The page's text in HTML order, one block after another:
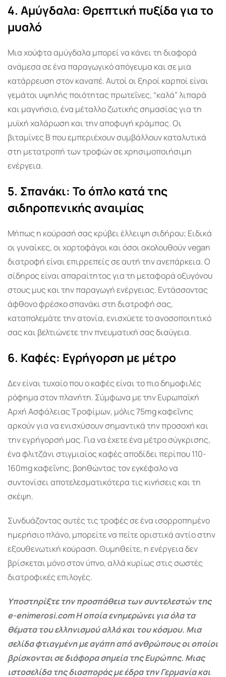
4. Αμύγδαλα: Θρεπτική πυξίδα για το
μυαλό
Μια χούφτα αμύγδαλα μπορεί να κάνει τη διαφορά
ανάμεσα σε ένα παραγωγικό απόγευμα και σε μια
κατάρρευση στον καναπέ. Αυτοί οι ξηροί καρποί είναι
γεμάτοι υψηλής ποιότητας πρωτεΐνες, “καλά” λιπαρά
και μαγνήσιο, ένα μέταλλο ζωτικής σημασίας για τη
μυϊκή χαλάρωση και την αποφυγή κράμπας. Οι
βιταμίνες Β που εμπεριέχουν συμβάλλουν καταλυτικά
στη μετατροπή των τροφών σε χρησιμοποιήσιμη
ενέργεια.
5. Σπανάκι: Το όπλο κατά της
σιδηροπενικής αναιμίας
Μήπως η κούρασή σας κρύβει έλλειψη σιδήρου; Ειδικά
οι γυναίκες, οι χορτοφάγοι και όσοι ακολουθούν vegan
διατροφή είναι επιρρεπείς σε αυτή την ανεπάρκεια. Ο
σίδηρος είναι απαραίτητος για τη μεταφορά οξυγόνου
στους μυς και την παραγωγή ενέργειας. Εντάσσοντας
άφθονο φρέσκο σπανάκι στη διατροφή σας,
καταπολεμάτε την ατονία, ενισχύετε το ανοσοποιητικό
σας και βελτιώνετε την πνευματική σας διαύγεια.
6. Καφές: Εγρήγορση με μέτρο
Δεν είναι τυχαίο που ο καφές είναι το πιο δημοφιλές
ρόφημα στον πλανήτη. Σύμφωνα με την Ευρωπαϊκή
Αρχή Ασφάλειας Τροφίμων, μόλις 75mg καφεΐνης
αρκούν για να ενισχύσουν σημαντικά την προσοχή και
την εγρήγορσή μας. Για να έχετε ένα μέτρο σύγκρισης,
ένα φλιτζάνι στιγμιαίος καφές αποδίδει περίπου 110-
160mg καφεΐνης, βοηθώντας τον εγκέφαλο να
συντονίσει αποτελεσματικότερα τις κινήσεις και τη
σκέψη.
Συνδυάζοντας αυτές τις τροφές σε ένα ισορροπημένο
ημερήσιο πλάνο, μπορείτε να πείτε οριστικά αντίο στην
εξουθενωτική κούραση. Θυμηθείτε, η ενέργεια δεν
βρίσκεται μόνο στον ύπνο, αλλά κυρίως στις σωστές
διατροφικές επιλογές.
Υποστηρίξτε την προσπάθεια των συντελεστών της
e-enimerosi.com Η οποία ενημερώνει για όλα τα
θέματα του ελληνισμού αλλά και του κόσμου. Μια
σελίδα φτιαγμένη με αγάπη από ανθρώπους οι οποίοι
βρίσκονται σε διάφορα σημεία της Ευρώπης. Μιας
ιστοσελίδα της διασποράς με έδρα την Γερμανία και